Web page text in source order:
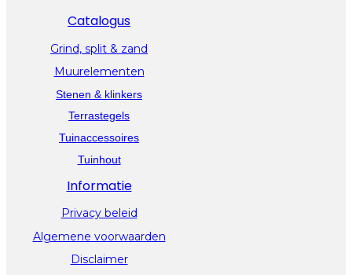
Catalogus
Grind, split & zand
Muurelementen
Stenen & klinkers
Terrastegels
Tuinaccessoires
Tuinhout
Informatie
Privacy beleid
Algemene voorwaarden
Disclaimer